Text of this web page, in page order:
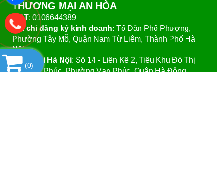
THƯƠNG MẠI AN HÒA
MST: 0106644389
Địa chỉ đăng ký kinh doanh: Tổ Dân Phố Phượng,
Phường Tây Mỗ, Quận Nam Từ Liêm, Thành Phố Hà
Nội.
VPGD tại Hà Nội: Số 14 - Liền Kề 2, Tiểu Khu Đô Thị
Mới Vạn Phúc, Phường Vạn Phúc, Quận Hà Đông,
(0)